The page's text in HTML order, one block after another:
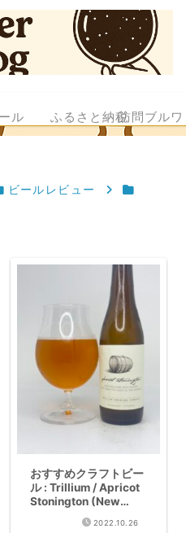
ル ふるさと納税訪問ブル
ビールレビュー
おすすめクラフトビー
ル : Trillium / Apricot
Stonington (New
England Wild Saison
2022.10.26